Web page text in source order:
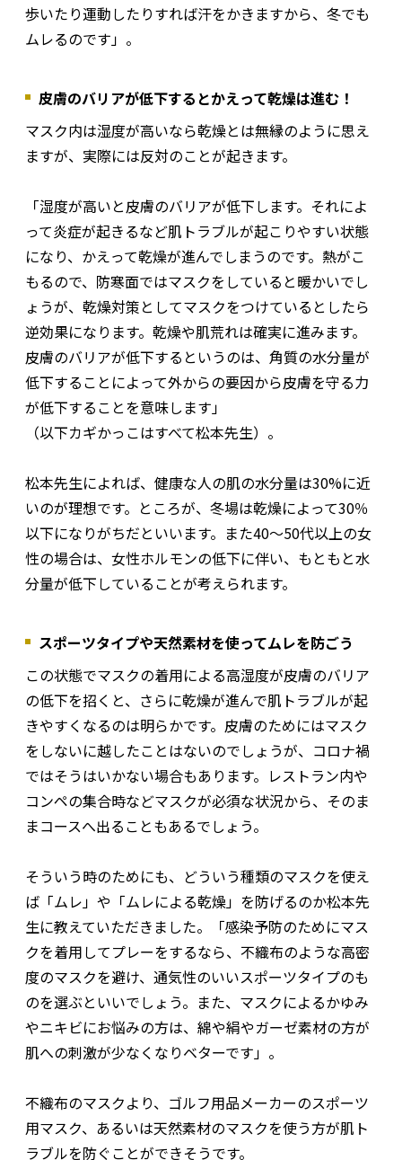
歩いたり運動したりすれば汗をかきますから、冬でも
ムレるのです」。
皮膚のバリアが低下するとかえって乾燥は進む！
マスク内は湿度が高いなら乾燥とは無縁のように思え
ますが、実際には反対のことが起きます。
「湿度が高いと皮膚のバリアが低下します。それによ
って炎症が起きるなど肌トラブルが起こりやすい状態
になり、かえって乾燥が進んでしまうのです。熱がこ
もるので、防寒面ではマスクをしていると暖かいでし
ょうが、乾燥対策としてマスクをつけているとしたら
逆効果になります。乾燥や肌荒れは確実に進みます。
皮膚のバリアが低下するというのは、角質の水分量が
低下することによって外からの要因から皮膚を守る力
が低下することを意味します」
（以下カギかっこはすべて松本先生）。
松本先生によれば、健康な人の肌の水分量は30%に近
いのが理想です。ところが、冬場は乾燥によって30％
以下になりがちだといいます。また40〜50代以上の女
性の場合は、女性ホルモンの低下に伴い、もともと水
分量が低下していることが考えられます。
スポーツタイプや天然素材を使ってムレを防ごう
この状態でマスクの着用による高湿度が皮膚のバリア
の低下を招くと、さらに乾燥が進んで肌トラブルが起
きやすくなるのは明らかです。皮膚のためにはマスク
をしないに越したことはないのでしょうが、コロナ禍
ではそうはいかない場合もあります。レストラン内や
コンペの集合時などマスクが必須な状況から、そのま
まコースへ出ることもあるでしょう。
そういう時のためにも、どういう種類のマスクを使え
ば「ムレ」や「ムレによる乾燥」を防げるのか松本先
生に教えていただきました。「感染予防のためにマス
クを着用してプレーをするなら、不織布のような高密
度のマスクを避け、通気性のいいスポーツタイプのも
のを選ぶといいでしょう。また、マスクによるかゆみ
やニキビにお悩みの方は、綿や絹やガーゼ素材の方が
肌への刺激が少なくなりベターです」。
不織布のマスクより、ゴルフ用品メーカーのスポーツ
用マスク、あるいは天然素材のマスクを使う方が肌ト
ラブルを防ぐことができそうです。